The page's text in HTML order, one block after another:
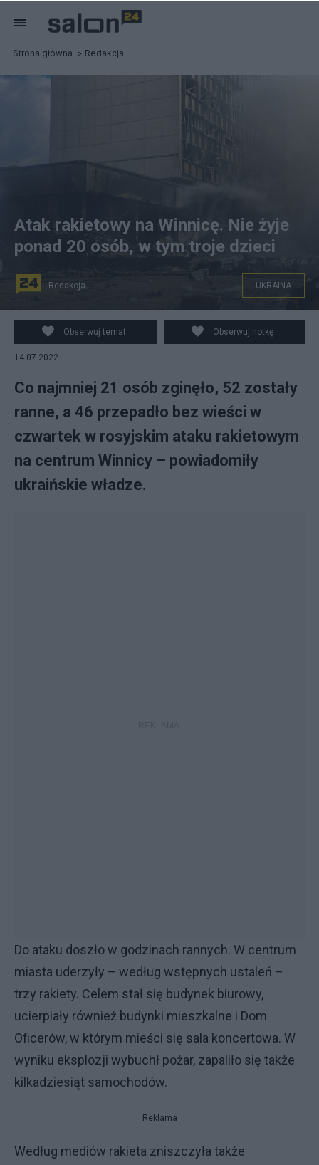
Strona główna Redakcja
W czwartek trzy rosyjskie rakiety spadły na centrum
miasta w Winnicy w środkowej Ukrainie. Źródło: EPA
Atak rakietowy na Winnicę. Nie żyje
ponad 20 osób, w tym troje dzieci
Redakcja UKRAINA
Obserwuj temat Obserwuj notkę
14.07.2022
Co najmniej 21 osób zginęło, 52 zostały
ranne, a 46 przepadło bez wieści w
czwartek w rosyjskim ataku rakietowym
na centrum Winnicy – powiadomiły
ukraińskie władze.
Do ataku doszło w godzinach rannych. W centrum
miasta uderzyły – według wstępnych ustaleń –
trzy rakiety. Celem stał się budynek biurowy,
ucierpiały również budynki mieszkalne i Dom
Oficerów, w którym mieści się sala koncertowa. W
wyniku eksplozji wybuchł pożar, zapaliło się także
kilkadziesiąt samochodów.
Reklama
Według mediów rakieta zniszczyła także